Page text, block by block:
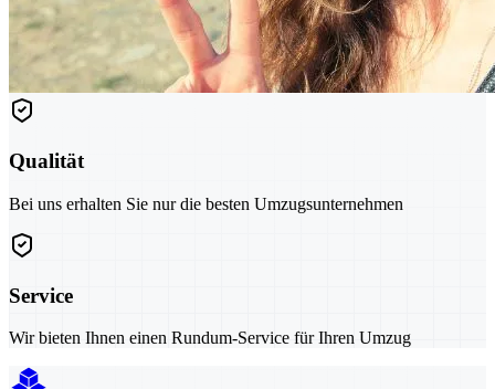
Qualität
Bei uns erhalten Sie nur die besten Umzugsunternehmen
Service
Wir bieten Ihnen einen Rundum-Service für Ihren Umzug